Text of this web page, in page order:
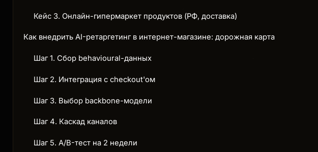
Кейс 3. Онлайн-гипермаркет продуктов (РФ, доставка)
Как внедрить AI-ретаргетинг в интернет-магазине: дорожная карта
Шаг 1. Сбор behavioural-данных
Шаг 2. Интеграция с checkout'ом
Шаг 3. Выбор backbone-модели
Шаг 4. Каскад каналов
Шаг 5. A/B-тест на 2 недели